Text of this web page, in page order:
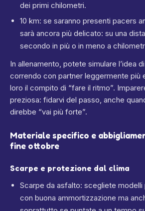
dei primi chilometri.
10 km: se saranno presenti pacers
sarà ancora più delicato: su una
secondo in più o in meno a
In allenamento, potete simulare l’idea
correndo con partner leggermente più
loro il compito di “fare il ritmo”.
preziosa: fidarvi del passo, anche
direbbe “vai più forte”.
Materiale specifico e
fine ottobre
Scarpe e protezione dal clima
Scarpe da asfalto: scegliete modelli
con buona ammortizzazione ma